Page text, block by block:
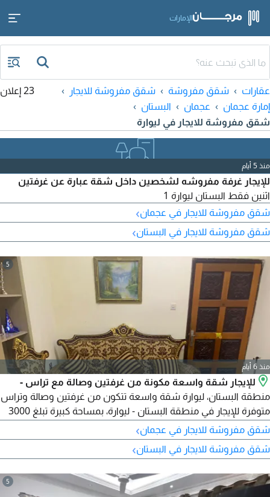
الإمارات
عقارات شقق مفروشة
شقق مفروشة للايجار
إمارة عجمان
عجمان
البستان
شقق مفروشة للايجار في ليوارة
23 إعلان
منذ 5 أيام
للإيجار غرفة مفروشه لشخصين داخل شقة عبارة عن غرفتين
اثنين فقط البستان ليوارة 1
شقق مفروشة للايجار في عجمان›
شقق مفروشة للايجار في البستان›
5
منذ 6 أيام
للإيجار شقة واسعة مكونة من غرفتين وصالة مع تراس -
منطقة البستان، ليوارة شقة واسعة تتكون من غرفتين وصالة وتراس
متوفرة للإيجار في منطقة البستان - ليوارة، بمساحة كبيرة تبلغ 3000
قدم مربع. الشقة مناسبة للعائلات التي تبحث عن سكن مريح وراقي
وفي موقع قريب من جميع الخدمات الأساسية. تتميز الشقة بتوزيع
ممتاز للمساحات، حيث تضم غرف نوم واسعة، وصالة كبيرة مناسبة
شقق مفروشة للايجار في عجمان›
شقق مفروشة للايجار في البستان›
5